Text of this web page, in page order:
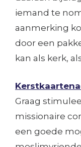
iemand te
aanmerking
door een
kan als kerk,
Graag
missionaire
een goede